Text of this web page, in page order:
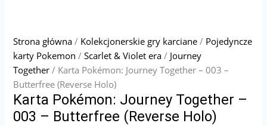
Strona główna / Kolekcjonerskie gry karciane / Pojedyncze
karty Pokemon /Scarlet & Violet era / Journey
Together / Karta Pokémon: Journey Together – 003 –
Butterfree (Reverse Holo)
Karta Pokémon: Journey Together –
003 – Butterfree (Reverse Holo)